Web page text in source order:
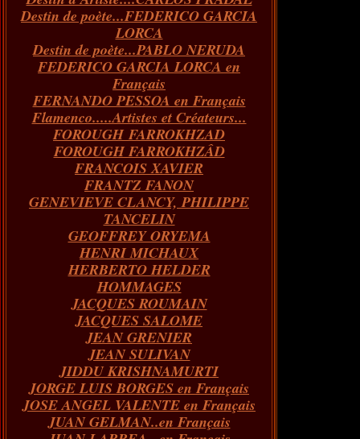
Destin de poète...FEDERICO GARCIA
LORCA
Destin de poète...PABLO NERUDA
FEDERICO GARCIA LORCA en
Français
FERNANDO PESSOA en Français
Flamenco.....Artistes et Créateurs...
FOROUGH FARROKHZAD
FOROUGH FARROKHZÂD
FRANCOIS XAVIER
FRANTZ FANON
GENEVIEVE CLANCY, PHILIPPE
TANCELIN
GEOFFREY ORYEMA
HENRI MICHAUX
HERBERTO HELDER
HOMMAGES
JACQUES ROUMAIN
JACQUES SALOME
JEAN GRENIER
JEAN SULIVAN
JIDDU KRISHNAMURTI
JORGE LUIS BORGES en Français
JOSE ANGEL VALENTE en Français
JUAN GELMAN..en Français